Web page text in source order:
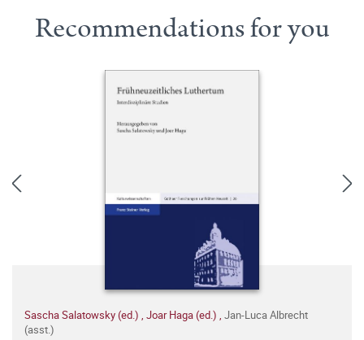
Recommendations for you
Sascha Salatowsky (ed.) , Joar Haga (ed.) , Jan-Luca Albrecht
(asst.)